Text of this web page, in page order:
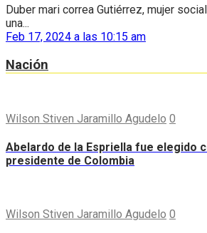
Duber mari correa Gutiérrez, mujer
una...
Feb 17, 2024 a las 10:15 am
Nación
Wilson Stiven Jaramillo Agudelo 0
Abelardo de la Espriella fue elegido
presidente de Colombia
Wilson Stiven Jaramillo Agudelo 0